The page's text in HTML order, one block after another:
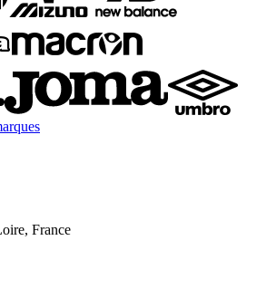
France